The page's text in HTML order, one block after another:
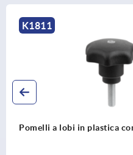
K1811
Pomelli a lobi in plastica